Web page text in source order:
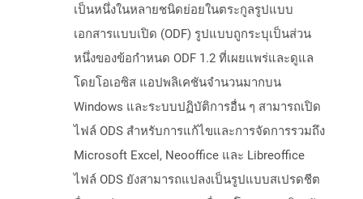
เป็นหนึ่งในหลายชนิดย่อยในตระกูลรูปแบบ
เอกสารแบบเปิด (ODF) รูปแบบถูกระบุเป็นส่วน
หนึ่งของข้อกำหนด ODF 1.2 ที่เผยแพร่และดูแล
โดยโอเอซิส แอปพลิเคชันจำนวนมากบน
Windows และระบบปฏิบัติการอื่น ๆ สามารถเปิด
ไฟล์ ODS สำหรับการแก้ไขและการจัดการรวมถึง
Microsoft Excel, Neooffice และ Libreoffice
ไฟล์ ODS ยังสามารถแปลงเป็นรูปแบบสเปรดชีต